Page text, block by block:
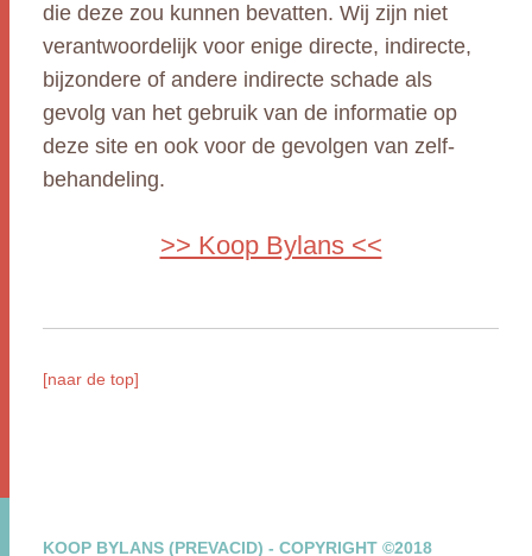
die deze zou kunnen bevatten. Wij zijn niet
verantwoordelijk voor enige directe, indirecte,
bijzondere of andere indirecte schade als
gevolg van het gebruik van de informatie op
deze site en ook voor de gevolgen van zelf-
behandeling.
>> Koop Bylans <<
[naar de top]
KOOP BYLANS (PREVACID) - COPYRIGHT ©2018